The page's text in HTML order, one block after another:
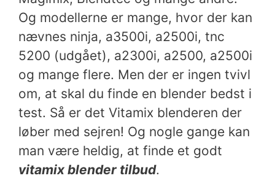
Og modellerne er mange, hvor der kan
nævnes ninja, a3500i, a2500i, tnc
5200 (udgået), a2300i, a2500, a2500i
og mange flere. Men der er ingen tvivl
om, at skal du finde en blender bedst i
test. Så er det Vitamix blenderen der
løber med sejren! Og nogle gange kan
man være heldig, at finde et godt
vitamix blender tilbud.